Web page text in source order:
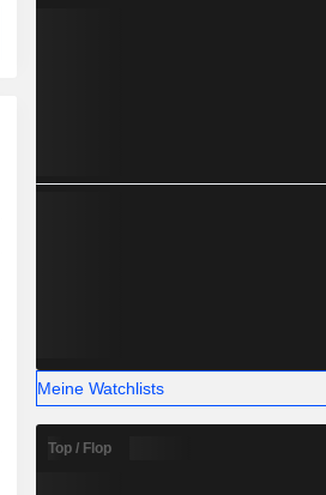
Meine Watchlists
Top / Flop